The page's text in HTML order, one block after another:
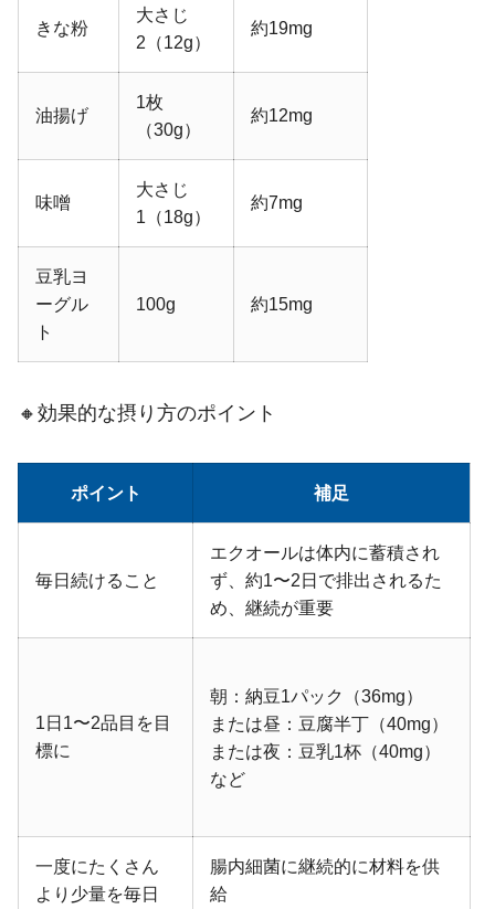
きな粉
大さじ
2（12g）
約19mg
油揚げ
1枚
（30g）
約12mg
味噌
大さじ
1（18g）
約7mg
豆乳ヨ
ーグル
ト
100g 約15mg
🔸効果的な摂り方のポイント
ポイント 補足
毎日続けること
エクオールは体内に蓄積され
ず、約1〜2日で排出されるた
め、継続が重要
1日1〜2品目を目
標に
朝：納豆1パック（36mg）
または昼：豆腐半丁（40mg）
または夜：豆乳1杯（40mg）
など
一度にたくさん
より少量を毎日
腸内細菌に継続的に材料を供
給